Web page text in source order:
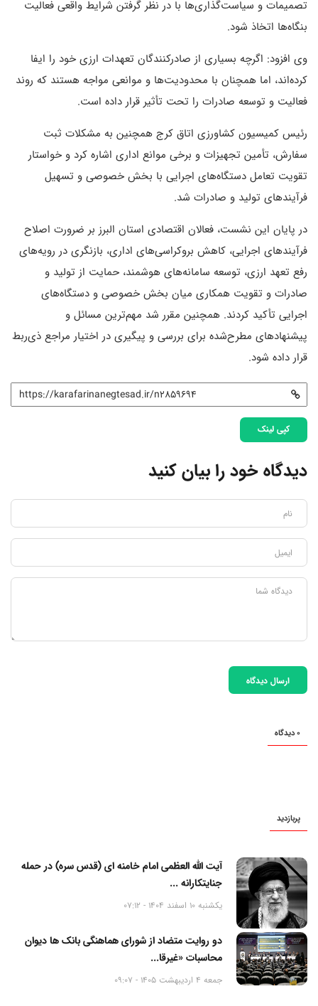
تصمیمات و سیاست‌گذاری‌ها با در نظر گرفتن شرایط واقعی فعالیت
بنگاه‌ها اتخاذ شود.
وی افزود: اگرچه بسیاری از صادرکنندگان تعهدات ارزی خود را ایفا
کرده‌اند، اما همچنان با محدودیت‌ها و موانعی مواجه هستند که روند
فعالیت و توسعه صادرات را تحت تأثیر قرار داده است.
رئیس کمیسیون کشاورزی اتاق کرج همچنین به مشکلات ثبت
سفارش، تأمین تجهیزات و برخی موانع اداری اشاره کرد و خواستار
تقویت تعامل دستگاه‌های اجرایی با بخش خصوصی و تسهیل
فرآیندهای تولید و صادرات شد.
در پایان این نشست، فعالان اقتصادی استان البرز بر ضرورت اصلاح
فرآیندهای اجرایی، کاهش بروکراسی‌های اداری، بازنگری در رویه‌های
رفع تعهد ارزی، توسعه سامانه‌های هوشمند، حمایت از تولید و
صادرات و تقویت همکاری میان بخش خصوصی و دستگاه‌های
اجرایی تأکید کردند. همچنین مقرر شد مهم‌ترین مسائل و
پیشنهادهای مطرح‌شده برای بررسی و پیگیری در اختیار مراجع ذی‌ربط
قرار داده شود.
کپی لینک
دیدگاه خود را بیان کنید
ارسال دیدگاه
0 دیدگاه
پربازدید
آیت الله العظمی امام خامنه ای (قدس سره) در حمله
جنایتکارانه ...
یکشنبه 10 اسفند 1404 - 07:12
دو روایت متضاد از شورای هماهنگی بانک ها دیوان
محاسبات «غیرقا...
جمعه 4 اردیبهشت 1405 - 09:07